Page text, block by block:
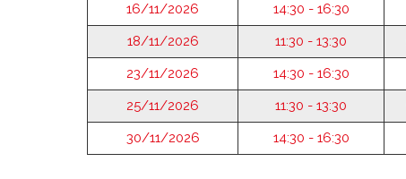
16/11/2026
14:30 - 16:30
18/11/2026
11:30 - 13:30
23/11/2026
14:30 - 16:30
25/11/2026
11:30 - 13:30
30/11/2026
14:30 - 16:30